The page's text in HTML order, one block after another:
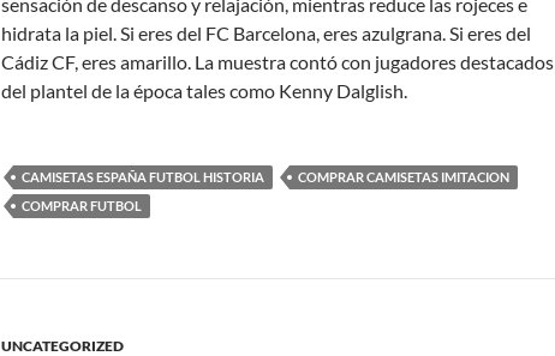
hidrata la piel. Si eres del FC Barcelona, eres azulgrana. Si eres del
Cádiz CF, eres amarillo. La muestra contó con jugadores destacados
del plantel de la época tales como Kenny Dalglish.
CAMISETAS ESPAÑA FUTBOL HISTORIA
COMPRAR CAMISETAS IMITACION
COMPRAR FUTBOL
UNCATEGORIZED